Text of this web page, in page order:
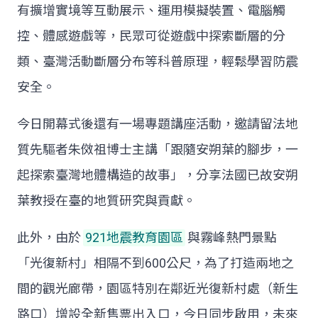
有擴增實境等互動展示、運用模擬裝置、電腦觸
控、體感遊戲等，民眾可從遊戲中探索斷層的分
類、臺灣活動斷層分布等科普原理，輕鬆學習防震
安全。
今日開幕式後還有一場專題講座活動，邀請留法地
質先驅者朱傚祖博士主講「跟隨安朔葉的腳步，一
起探索臺灣地體構造的故事」，分享法國已故安朔
葉教授在臺的地質研究與貢獻。
此外，由於 921地震教育園區 與霧峰熱門景點
「光復新村」相隔不到600公尺，為了打造兩地之
間的觀光廊帶，園區特別在鄰近光復新村處（新生
路口）增設全新售票出入口，今日同步啟用，未來